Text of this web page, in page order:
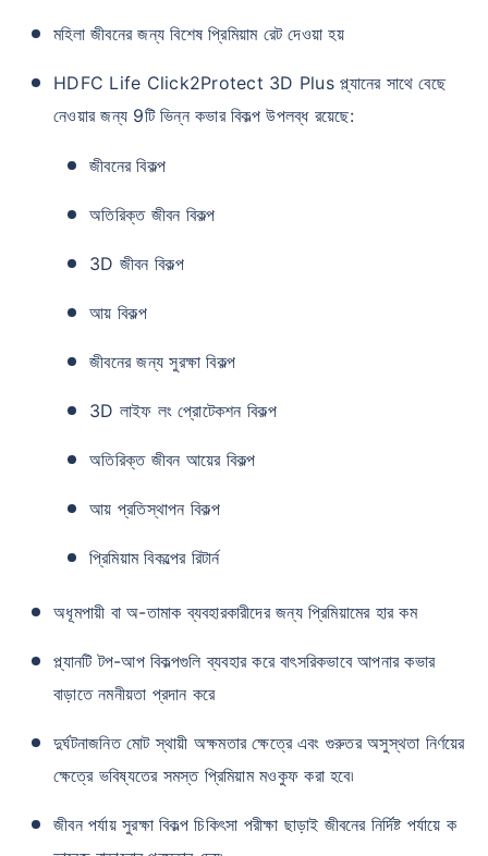
মহিলা জীবনের জন্য বিশেষ প্রিমিয়াম রেট দেওয়া হয়
HDFC Life Click2Protect 3D Plus প্ল্যানের সাথে বেছে
নেওয়ার জন্য 9টি ভিন্ন কভার বিকল্প উপলব্ধ রয়েছে:
জীবনের বিকল্প
অতিরিক্ত জীবন বিকল্প
3D জীবন বিকল্প
আয় বিকল্প
জীবনের জন্য সুরক্ষা বিকল্প
3D লাইফ লং প্রোটেকশন বিকল্প
অতিরিক্ত জীবন আয়ের বিকল্প
আয় প্রতিস্থাপন বিকল্প
প্রিমিয়াম বিকল্পের রিটার্ন
অধূমপায়ী বা অ-তামাক ব্যবহারকারীদের জন্য প্রিমিয়ামের হার কম
প্ল্যানটি টপ-আপ বিকল্পগুলি ব্যবহার করে বাৎসরিকভাবে আপনার কভার
বাড়াতে নমনীয়তা প্রদান করে
দুর্ঘটনাজনিত মোট স্থায়ী অক্ষমতার ক্ষেত্রে এবং গুরুতর অসুস্থতা নির্ণয়ের
ক্ষেত্রে ভবিষ্যতের সমস্ত প্রিমিয়াম মওকুফ করা হবে৷
জীবন পর্যায় সুরক্ষা বিকল্প চিকিৎসা পরীক্ষা ছাড়াই জীবনের নির্দিষ্ট পর্যায়ে ক